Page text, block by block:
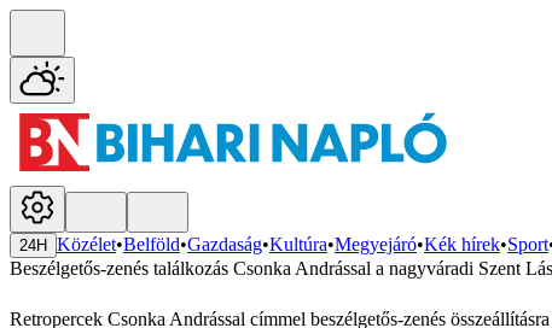
24H Közélet•Belföld•Gazdaság•Kultúra•Megyejáró•Kék hírek•Sport
Beszélgetős-zenés találkozás Csonka Andrással a nagyváradi Szent
Retropercek Csonka Andrással címmel beszélgetős-zenés